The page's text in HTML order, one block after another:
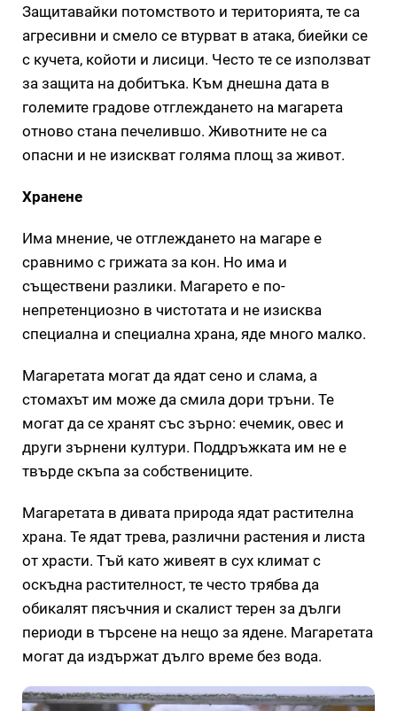
Защитавайки потомството и територията, те са
агресивни и смело се втурват в атака, биейки се
с кучета, койоти и лисици. Често те се използват
за защита на добитъка. Към днешна дата в
големите градове отглеждането на магарета
отново стана печелившо. Животните не са
опасни и не изискват голяма площ за живот.
Хранене
Има мнение, че отглеждането на магаре е
сравнимо с грижата за кон. Но има и
съществени разлики. Магарето е по-
непретенциозно в чистотата и не изисква
специална и специална храна, яде много малко.
Магаретата могат да ядат сено и слама, а
стомахът им може да смила дори тръни. Те
могат да се хранят със зърно: ечемик, овес и
други зърнени култури. Поддръжката им не е
твърде скъпа за собствениците.
Магаретата в дивата природа ядат растителна
храна. Те ядат трева, различни растения и листа
от храсти. Тъй като живеят в сух климат с
оскъдна растителност, те често трябва да
обикалят пясъчния и скалист терен за дълги
периоди в търсене на нещо за ядене. Магаретата
могат да издържат дълго време без вода.